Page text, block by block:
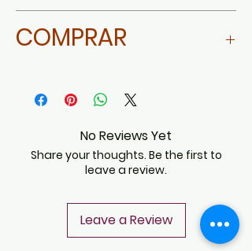
COMPRAR
No Reviews Yet
Share your thoughts. Be the first to
leave a review.
Leave a Review